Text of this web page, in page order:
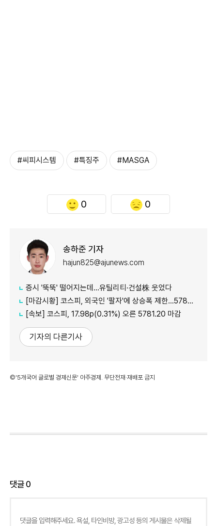
#씨피시스템 #특징주 #MASGA
0 0
송하준 기자
hajun825@ajunews.com
증시 '뚝뚝' 떨어지는데…유틸리티·건설株 웃었다
[마감시황] 코스피, 외국인 '팔자'에 상승폭 제한…5780선 마감
[속보] 코스피, 17.98p(0.31%) 오른 5781.20 마감
기자의 다른기사
©'5개국어 글로벌 경제신문' 아주경제. 무단전재·재배포 금지
댓글0